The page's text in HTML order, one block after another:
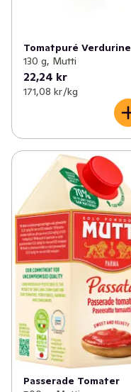
Tomatpuré Verdurine
130 g, Mutti
22,24 kr
171,08 kr /kg
Passerade Tomater